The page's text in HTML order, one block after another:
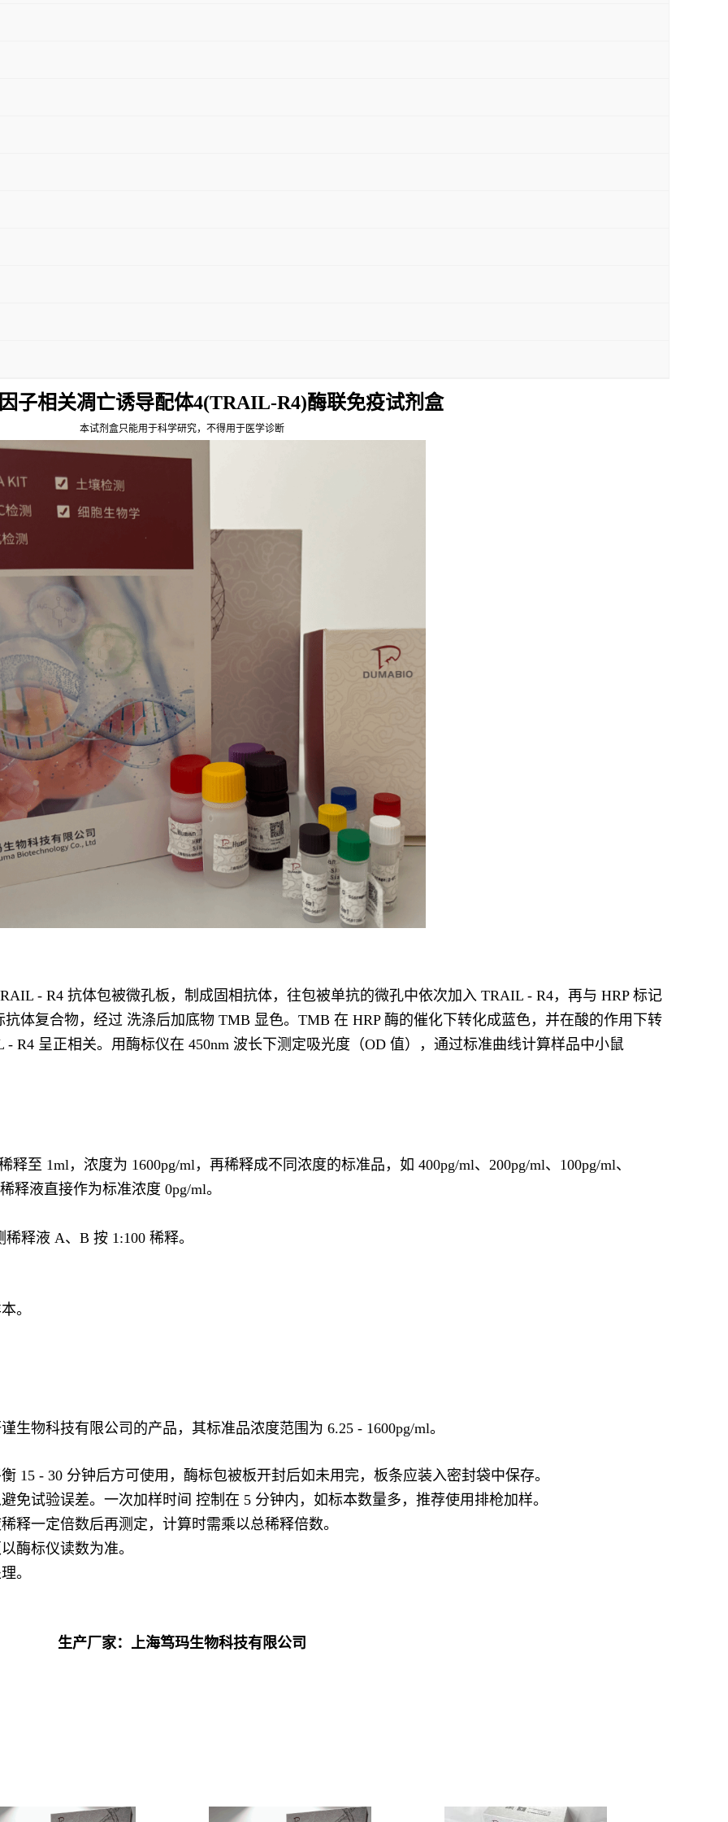
子相关凋亡诱导配体4(TRAIL-R4)酶联免疫试剂盒
本试剂盒只能用于科学研究，不得用于医学诊断
- R4 抗体包被微孔板，制成固相抗体，往包被单抗的微孔中依次加入 TRAIL - R4，再与 HRP 标记
体复合物，经过 洗涤后加底物 TMB 显色。TMB 在 HRP 酶的催化下转化成蓝色，并在酸的作用下转
R4 呈正相关。用酶标仪在 450nm 波长下测定吸光度（OD 值），通过标准曲线计算样品中小鼠
至 1ml，浓度为 1600pg/ml，再稀释成不同浓度的标准品，如 400pg/ml、200pg/ml、100pg/ml、
释液直接作为标准浓度 0pg/ml。
释液 A、B 按 1:100 稀释。
。
物科技有限公司的产品，其标准品浓度范围为 6.25 - 1600pg/ml。
15 - 30 分钟后方可使用，酶标包被板开封后如未用完，板条应装入密封袋中保存。
免试验误差。一次加样时间 控制在 5 分钟内，如标本数量多，推荐使用排枪加样。
释一定倍数后再测定，计算时需乘以总稀释倍数。
酶标仪读数为准。
。
生产厂家：上海笃玛生物科技有限公司